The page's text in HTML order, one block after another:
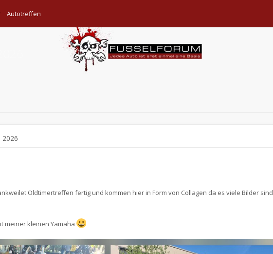
Autotreffen
2026
Oldtimertreffen fertig und kommen hier in Form von Collagen da es viele Bilder sind
meiner kleinen Yamaha